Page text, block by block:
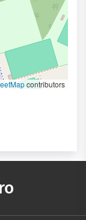
contributors